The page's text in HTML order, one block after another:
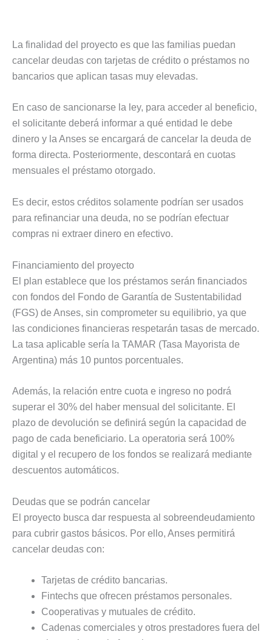
La finalidad del proyecto es que las familias puedan
cancelar deudas con tarjetas de crédito o préstamos no
bancarios que aplican tasas muy elevadas.
En caso de sancionarse la ley, para acceder al beneficio,
el solicitante deberá informar a qué entidad le debe
dinero y la Anses se encargará de cancelar la deuda de
forma directa. Posteriormente, descontará en cuotas
mensuales el préstamo otorgado.
Es decir, estos créditos solamente podrían ser usados
para refinanciar una deuda, no se podrían efectuar
compras ni extraer dinero en efectivo.
Financiamiento del proyecto
El plan establece que los préstamos serán financiados
con fondos del Fondo de Garantía de Sustentabilidad
(FGS) de Anses, sin comprometer su equilibrio, ya que
las condiciones financieras respetarán tasas de mercado.
La tasa aplicable sería la TAMAR (Tasa Mayorista de
Argentina) más 10 puntos porcentuales.
Además, la relación entre cuota e ingreso no podrá
superar el 30% del haber mensual del solicitante. El
plazo de devolución se definirá según la capacidad de
pago de cada beneficiario. La operatoria será 100%
digital y el recupero de los fondos se realizará mediante
descuentos automáticos.
Deudas que se podrán cancelar
El proyecto busca dar respuesta al sobreendeudamiento
para cubrir gastos básicos. Por ello, Anses permitirá
cancelar deudas con:
Tarjetas de crédito bancarias.
Fintechs que ofrecen préstamos personales.
Cooperativas y mutuales de crédito.
Cadenas comerciales y otros prestadores fuera del